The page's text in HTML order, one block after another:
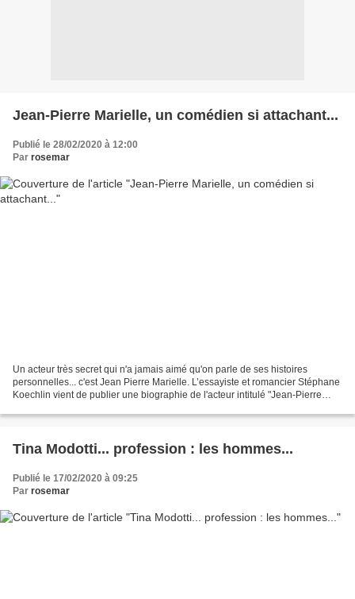
Jean-Pierre Marielle, un comédien si attachant...
Publié le 28/02/2020 à 12:00
Par rosemar
Un acteur très secret qui n'a jamais aimé qu'on parle de ses histoires
personnelles... c'est Jean Pierre Marielle. L’essayiste et romancier Stéphane
Koechlin vient de publier une biographie de l'acteur intitulé "Jean-Pierre
Tina Modotti... profession : les hommes...
Publié le 17/02/2020 à 09:25
Par rosemar